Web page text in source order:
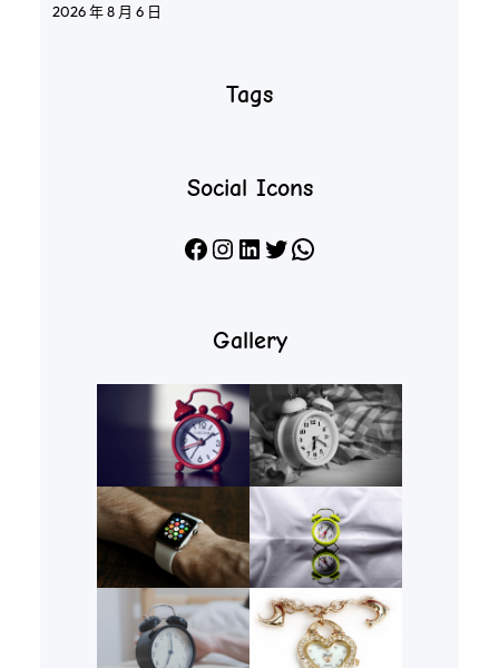
2026 年 8 月 6 日
Tags
Social Icons
Facebook Instagram LinkedIn X WhatsApp
Gallery